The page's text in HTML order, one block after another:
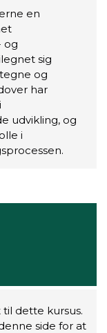
en
og
sig
og
har
udvikling, og
i
dette kursus.
side for at